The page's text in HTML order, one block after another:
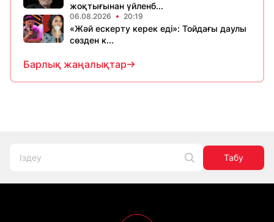
жоқтығынан үйленб...
06.08.2026 20:19
«Жәй ескерту керек еді»: Тойдағы даулы
сөзден к...
Барлық жаңалықтар
Табу